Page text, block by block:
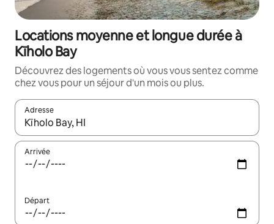
Locations moyenne et longue durée à
Kīholo Bay
Découvrez des logements où vous vous sentez comme
chez vous pour un séjour d'un mois ou plus.
Adresse
Lorsque les résultats s'affichent, utilisez les flèches vers le
Arrivée
Départ